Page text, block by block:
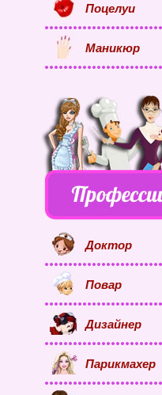
Поцелуи
Маникюр
Доктор
Повар
Дизайнер
Парикмахер